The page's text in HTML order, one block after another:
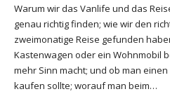
Warum wir das Vanlife und das
genau richtig finden; wie wir den
zweimonatige Reise gefunden
Kastenwagen oder ein Wohnmobil
mehr Sinn macht; und ob man
kaufen sollte; worauf man beim…